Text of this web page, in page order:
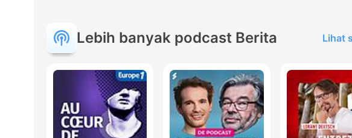
Lebih banyak podcast Berita Lihat